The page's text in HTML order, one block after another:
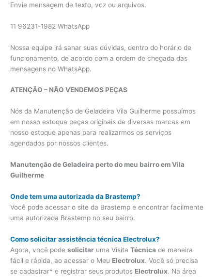
Envie mensagem de texto, voz ou arquivos.
11 96231-1982 WhatsApp
Nossa equipe irá sanar suas dúvidas, dentro do horário de
funcionamento, de acordo com a ordem de chegada das
mensagens no WhatsApp.
ATENÇÃO – NÃO VENDEMOS PEÇAS
Nós da Manutenção de Geladeira Vila Guilherme possuímos
em nosso estoque peças originais de diversas marcas em
nosso estoque apenas para realizarmos os serviços
agendados por nossos clientes.
Manutenção de Geladeira perto do meu bairro em Vila
Guilherme
Onde tem uma autorizada da Brastemp?
Você pode acessar o site da Brastemp e encontrar facilmente
uma autorizada Brastemp no seu bairro.
Como solicitar assistência técnica Electrolux?
Agora, você podesolicitar uma VisitaTécnica de maneira
fácil e rápida, ao acessar o Meu Electrolux. Você só precisa
se cadastrar* e registrar seus produtos Electrolux. Na área